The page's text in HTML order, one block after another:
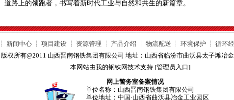
道路上的领跑者，书写着新时代工业与自然和共生的新篇章。
┊ 新闻中心 ┊ 项目建设 ┊ 资源管理 ┊ 产品介绍 ┊ 物流配送 ┊ 环境保护 ┊ 循环
版权所有@2011 山西晋南钢铁集团有限公司 地址：山西省临汾市曲沃县太子滩冶
本网站由我的钢铁网技术支持 [管理员入口]
网上警务室备案情况
单位名称：山西晋南钢铁集团有限公司
单位地址：中国·山西省曲沃县冶金工业园区